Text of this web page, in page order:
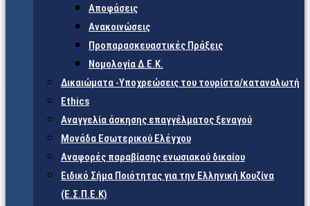
Αποφάσεις
Ανακοινώσεις
Προπαρασκευαστικές Πράξεις
Νομολογία Δ.Ε.Κ.
Δικαιώματα -Υποχρεώσεις του τουρίστα/καταναλωτή
Ethics
Αναγγελία άσκησης επαγγέλματος ξεναγού
Μονάδα Εσωτερικού Ελέγχου
Αναφορές παραβίασης ενωσιακού δικαίου
Ειδικό Σήμα Ποιότητας για την Ελληνική Κουζίνα
(Ε.Σ.Π.Ε.Κ)